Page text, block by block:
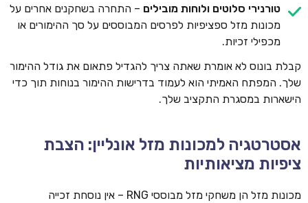
טורנירי סלוטים ולוחות מובילים – התחרה בשחקנים אחרים על
מכונות מזל ספציפיות לפרסים המבוססים על סך ההימורים או
מכפילי זכיות.
קבלת בונוס לא אומרת שאתה צריך להגדיל פתאום את גודל ההימור
שלך. המפתח האמיתי הוא לעמוד בדרישות ההימור בנוחות תוך כדי
הישארות במסגרת התקציב שלך.
אסטרטגיה למכונות מזל אונליין: הצבת
ציפיות מציאותיות
מכונות מזל הן משחקי מזל מבוססי RNG – אין נוסחת זכייה